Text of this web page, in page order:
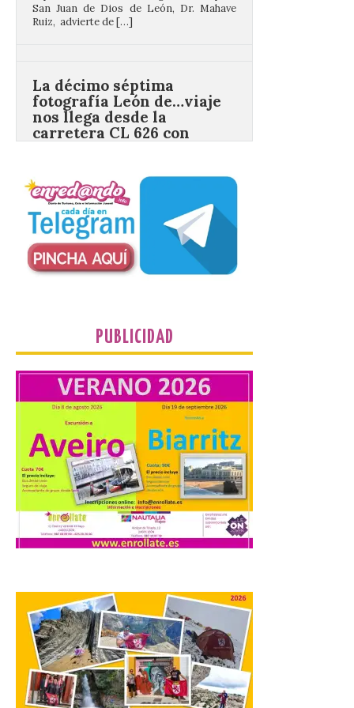
La décimo séptima
carretera CL 626 con
motivo de la marcha en
defensa de FEVE
6 Ago 2026
Nueva edición de León
de…viaje. Una iniciativa
organizado por la sección
juvenil de la Asociación
Enróllate, la Asociación
Conceyu País Llionés y el Diario de
Turismo, Ocio e Información para
Camarzius fest: frente al
macroevento, un festival
cultural transformador
que apuesta por el legado.
6 Ago 2026
Los días 7, 8 y 9 de agosto
de 2026, Camarzana de
Tera volverá a convertirse
en punto de encuentro,
con la Villa Romana de
Orpheus. Vivimos un momento en el que la
El Ayuntamiento de
Cabrillanes analizará,
conforme a la legalidad, la
solicitud para la
celebración del Iberia
PUBLICIDAD